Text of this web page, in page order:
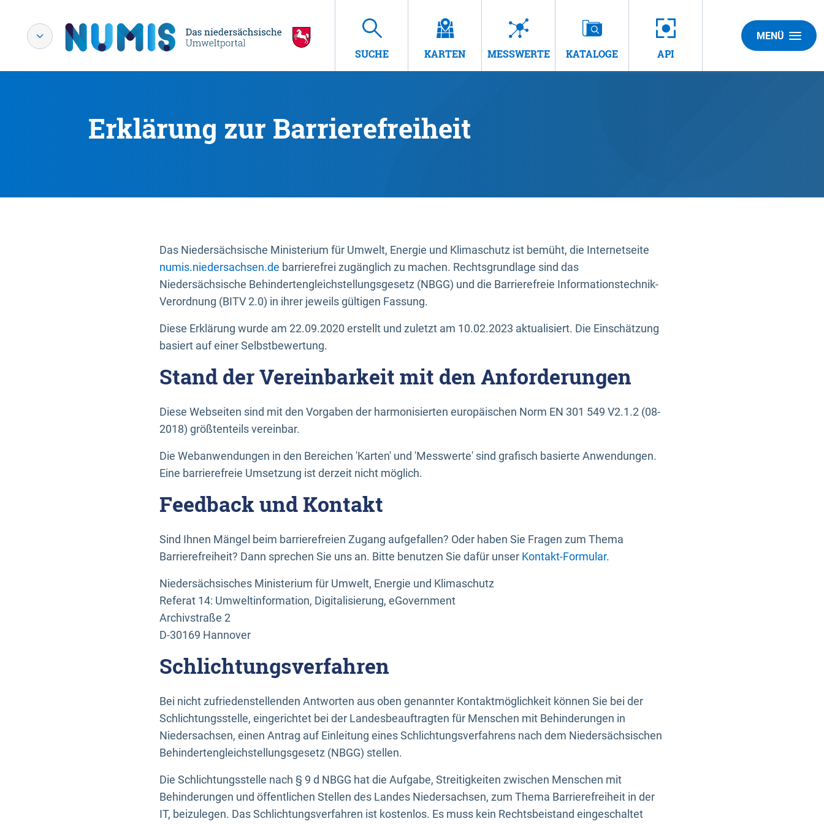
SUCHE KARTEN MESSWERTE KATALOGE API
MENÜ
Erklärung zur Barrierefreiheit
Das Niedersächsische Ministerium für Umwelt, Energie und Klimaschutz ist bemüht, die Internetseite
numis.niedersachsen.de barrierefrei zugänglich zu machen. Rechtsgrundlage sind das
Niedersächsische Behindertengleichstellungsgesetz (NBGG) und die Barrierefreie Informationstechnik-
Verordnung (BITV 2.0) in ihrer jeweils gültigen Fassung.
Diese Erklärung wurde am 22.09.2020 erstellt und zuletzt am 10.02.2023 aktualisiert. Die Einschätzung
basiert auf einer Selbstbewertung.
Stand der Vereinbarkeit mit den Anforderungen
Diese Webseiten sind mit den Vorgaben der harmonisierten europäischen Norm EN 301 549 V2.1.2 (08-
2018) größtenteils vereinbar.
Die Webanwendungen in den Bereichen 'Karten' und 'Messwerte' sind grafisch basierte Anwendungen.
Eine barrierefreie Umsetzung ist derzeit nicht möglich.
Feedback und Kontakt
Sind Ihnen Mängel beim barrierefreien Zugang aufgefallen? Oder haben Sie Fragen zum Thema
Barrierefreiheit? Dann sprechen Sie uns an. Bitte benutzen Sie dafür unser Kontakt-Formular.
Niedersächsisches Ministerium für Umwelt, Energie und Klimaschutz
Referat 14: Umweltinformation, Digitalisierung, eGovernment
Archivstraße 2
D-30169 Hannover
Schlichtungsverfahren
Bei nicht zufriedenstellenden Antworten aus oben genannter Kontaktmöglichkeit können Sie bei der
Schlichtungsstelle, eingerichtet bei der Landesbeauftragten für Menschen mit Behinderungen in
Niedersachsen, einen Antrag auf Einleitung eines Schlichtungsverfahrens nach dem Niedersächsischen
Behindertengleichstellungsgesetz (NBGG) stellen.
Die Schlichtungsstelle nach § 9 d NBGG hat die Aufgabe, Streitigkeiten zwischen Menschen mit
Behinderungen und öffentlichen Stellen des Landes Niedersachsen, zum Thema Barrierefreiheit in der
IT, beizulegen. Das Schlichtungsverfahren ist kostenlos. Es muss kein Rechtsbeistand eingeschaltet